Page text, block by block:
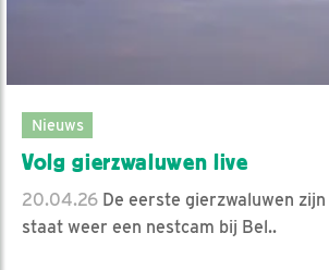
Nieuws
Volg gierzwaluwen live
20.04.26 De eerste gierzwaluwen
staat weer een nestcam bij Bel..